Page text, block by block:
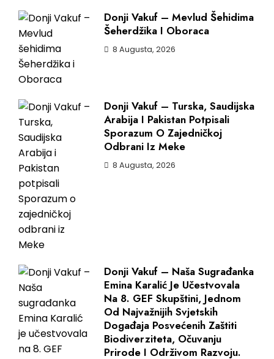
Donji Vakuf – Mevlud Šehidima
Šeherdžika I Oboraca
8 Augusta, 2026
Donji Vakuf – Turska, Saudijska
Arabija I Pakistan Potpisali
Sporazum O Zajedničkoj
Odbrani Iz Meke
8 Augusta, 2026
Donji Vakuf – Naša Sugrađanka
Emina Karalić Je Učestvovala
Na 8. GEF Skupštini, Jednom
Od Najvažnijih Svjetskih
Događaja Posvećenih Zaštiti
Biodiverziteta, Očuvanju
Prirode I Održivom Razvoju.